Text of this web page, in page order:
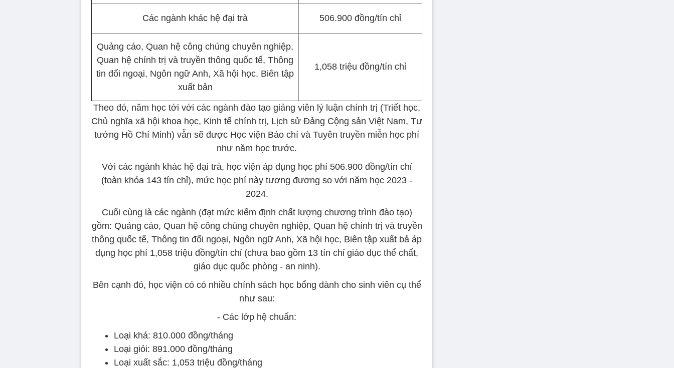
Các ngành khác hệ đại trà 506.900 đồng/tín chỉ
Quảng cáo, Quan hệ công chúng chuyên nghiệp,
Quan hệ chính trị và truyền thông quốc tế, Thông
tin đối ngoại, Ngôn ngữ Anh, Xã hội học, Biên tập
xuất bản
1,058 triệu đồng/tín chỉ
Theo đó, năm học tới với các ngành đào tạo giảng viên lý luận chính trị (Triết học,
Chủ nghĩa xã hội khoa học, Kinh tế chính trị, Lịch sử Đảng Cộng sản Việt Nam, Tư
tưởng Hồ Chí Minh) vẫn sẽ được Học viện Báo chí và Tuyên truyền miễn học phí
như năm học trước.
Với các ngành khác hệ đại trà, học viện áp dụng học phí 506.900 đồng/tín chỉ
(toàn khóa 143 tín chỉ), mức học phí này tương đương so với năm học 2023 -
2024.
Cuối cùng là các ngành (đạt mức kiểm định chất lượng chương trình đào tạo)
gồm: Quảng cáo, Quan hệ công chúng chuyên nghiệp, Quan hệ chính trị và truyền
thông quốc tế, Thông tin đối ngoại, Ngôn ngữ Anh, Xã hội học, Biên tập xuất bả áp
dụng học phí 1,058 triệu đồng/tín chỉ (chưa bao gồm 13 tín chỉ giáo dục thể chất,
giáo dục quốc phòng - an ninh).
Bên cạnh đó, học viện có có nhiều chính sách học bổng dành cho sinh viên cụ thể
như sau:
- Các lớp hệ chuẩn:
Loại khá: 810.000 đồng/tháng
Loại giỏi: 891.000 đồng/tháng
Loại xuất sắc: 1,053 triệu đồng/tháng